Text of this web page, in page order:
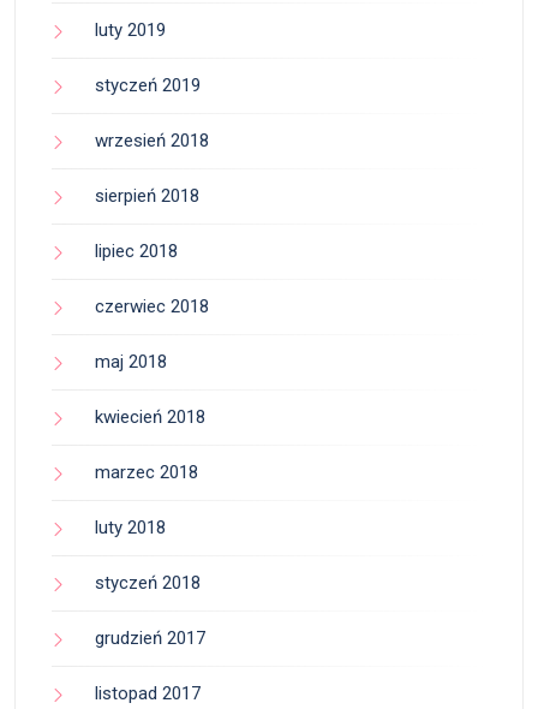
luty 2019
styczeń 2019
wrzesień 2018
sierpień 2018
lipiec 2018
czerwiec 2018
maj 2018
kwiecień 2018
marzec 2018
luty 2018
styczeń 2018
grudzień 2017
listopad 2017